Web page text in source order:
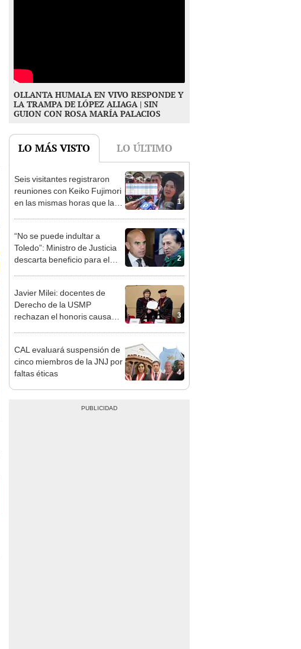
OLLANTA HUMALA EN VIVO RESPONDE Y
LA TRAMPA DE LÓPEZ ALIAGA | SIN
GUION CON ROSA MARÍA PALACIOS
LO MÁS VISTO LO ÚLTIMO
1
Seis visitantes registraron
reuniones con Keiko Fujimori
en las mismas horas que la
2
“No se puede indultar a
Toledo”: Ministro de Justicia
descarta beneficio para el
3
Javier Milei: docentes de
Derecho de la USMP
rechazan el honoris causa
4
CAL evaluará suspensión de
cinco miembros de la JNJ por
faltas éticas